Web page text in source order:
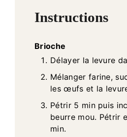
Instructions
Brioche
Délayer la levure
Mélanger farine,
les œufs et la
Pétrir 5 min puis
beurre mou. Pétrir
min.